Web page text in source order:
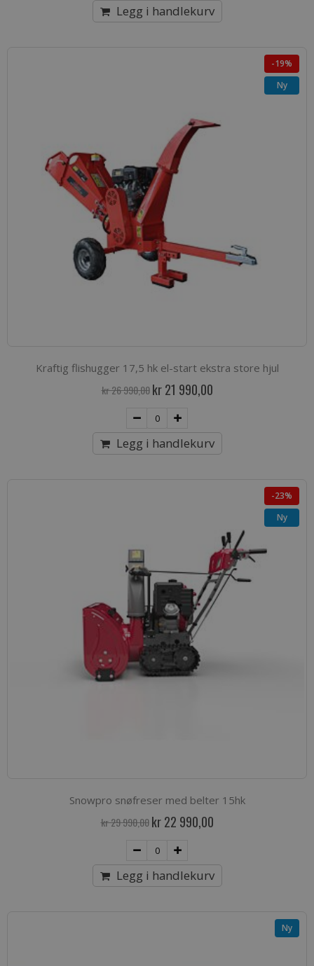
Legg i handlekurv
-19%
Ny
Kraftig flishugger 17,5 hk el-start ekstra store hjul
kr 26 990,00 Spesialpris
kr 21 990,00
Legg i handlekurv
-23%
Ny
Snowpro snøfreser med belter 15hk
kr 29 990,00 Spesialpris
kr 22 990,00
Legg i handlekurv
Ny